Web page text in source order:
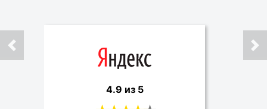
4.9 из 5